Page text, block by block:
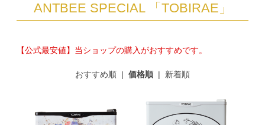
ANTBEE SPECIAL 「TOBIRAE」
【公式最安値】当ショップの購入がおすすめです。
おすすめ順 | 価格順 | 新着順